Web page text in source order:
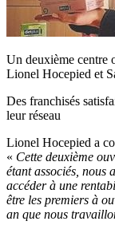
Un deuxième centre
Lionel Hocepied et
Des franchisés
leur réseau
Lionel Hocepied a
« Cette deuxième
étant associés, nous
accéder à une
être les premiers à
an que nous